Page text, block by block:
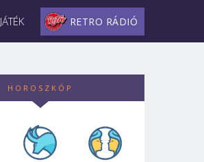
JÁTÉK RETRO RÁDIÓ
HOROSZKÓP